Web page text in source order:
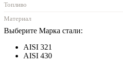
Топливо
Материал
Выберите Марка стали:
AISI 321
AISI 430